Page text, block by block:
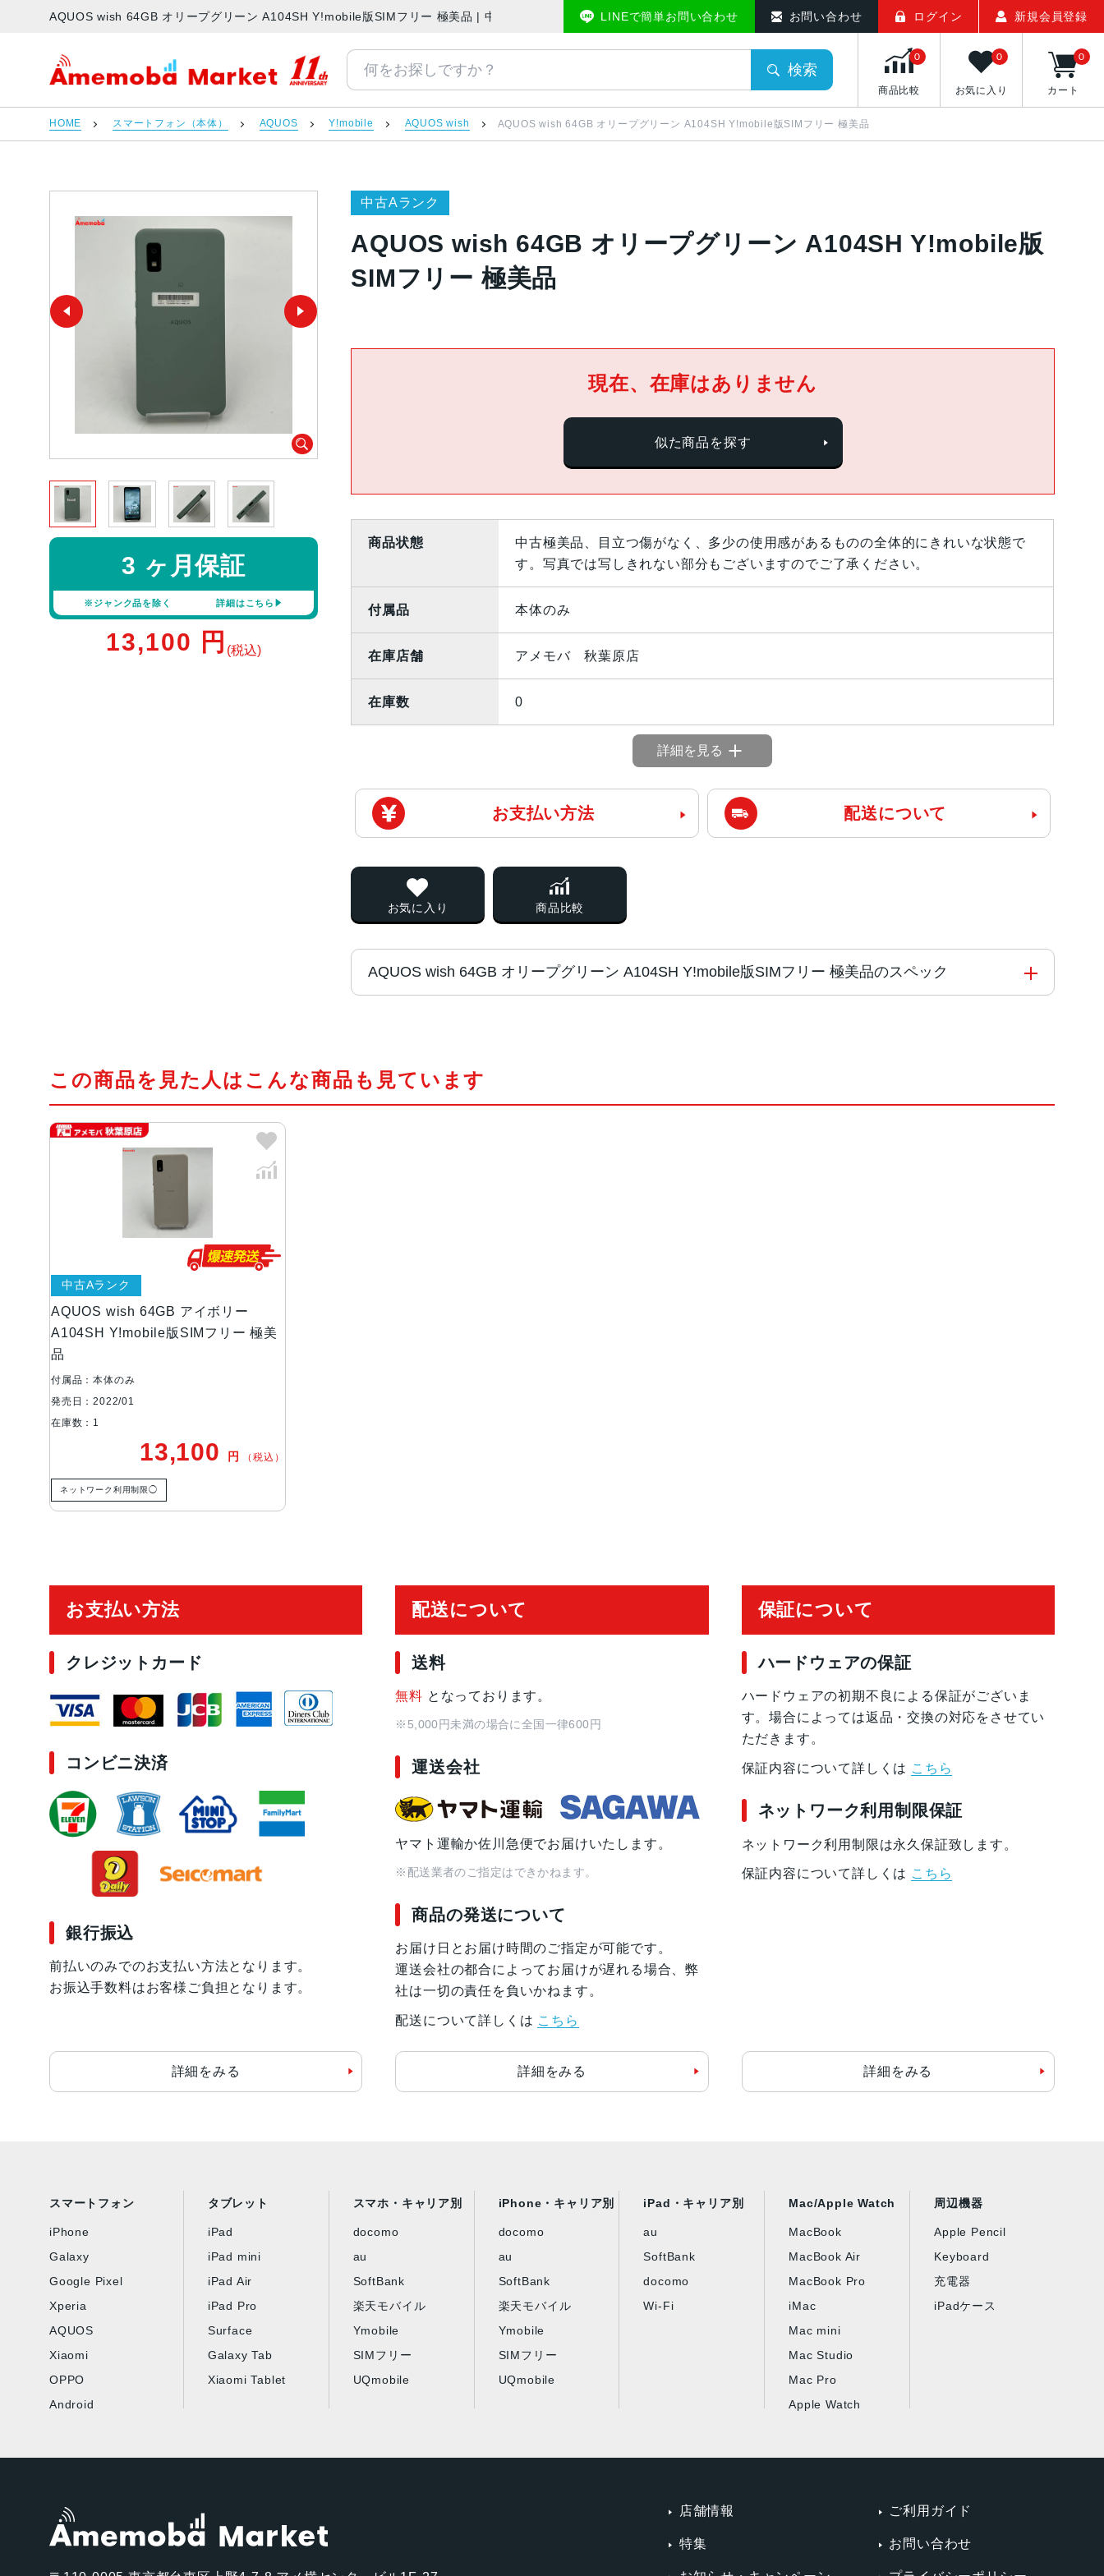
AQUOS wish 64GB オリープグリーン A104SH Y!mobile版SIMフリー 極美品 | 中古スマホ販売のアメモバマーケット
LINEで簡単お問い合わせ お問い合わせ ログイン 新規会員登録
アメモバマーケット
検索
商品比較
0
お気に入り
0
カート
0
HOME スマートフォン（本体） AQUOS Y!mobile AQUOS wish AQUOS wish 64GB オリープグリーン A104SH Y!mobile版SIMフリー 極美品
中古Aランク
AQUOS wish 64GB オリープグリーン A104SH Y!mobile版
SIMフリー 極美品
3 ヶ月保証
※ジャンク品を除く 詳細はこちら
13,100 円 (税込)
現在、在庫はありません
似た商品を探す
商品状態
中古極美品、目立つ傷がなく、多少の使用感があるものの全体的にきれいな状態で
す。写真では写しきれない部分もございますのでご了承ください。
付属品 本体のみ
在庫店舗 アメモバ 秋葉原店
在庫数 0
詳細を見る
お支払い方法 配送について
お気に入り 商品比較
AQUOS wish 64GB オリープグリーン A104SH Y!mobile版SIMフリー 極美品のスペック
カラー チャコール、アイボリー、オリーブグリーン
この商品を見た人はこんな商品も見ています
AQUOS wish 64GB アイボリー
A104SH Y!mobile版SIMフリー 極美
品
中古Aランク
付属品：本体のみ
発売日：2022/01
在庫数：1
13,100 円 （税込）
ネットワーク利用制限◯
お支払い方法
クレジットカード
コンビニ決済
銀行振込
前払いのみでのお支払い方法となります。
お振込手数料はお客様ご負担となります。
詳細をみる
配送について
送料
無料 となっております。
※5,000円未満の場合に全国一律600円
運送会社
ヤマト運輸か佐川急便でお届けいたします。
※配送業者のご指定はできかねます。
商品の発送について
お届け日とお届け時間のご指定が可能です。
運送会社の都合によってお届けが遅れる場合、弊
社は一切の責任を負いかねます。
配送について詳しくは こちら
詳細をみる
保証について
ハードウェアの保証
ハードウェアの初期不良による保証がございま
す。場合によっては返品・交換の対応をさせてい
ただきます。
保証内容について詳しくは こちら
ネットワーク利用制限保証
ネットワーク利用制限は永久保証致します。
保証内容について詳しくは こちら
詳細をみる
スマートフォン
iPhone
Galaxy
Google Pixel
Xperia
AQUOS
Xiaomi
OPPO
Android
タブレット
iPad
iPad mini
iPad Air
iPad Pro
Surface
Galaxy Tab
Xiaomi Tablet
スマホ・キャリア別
docomo
au
SoftBank
楽天モバイル
Ymobile
SIMフリー
UQmobile
iPhone・キャリア別
docomo
au
SoftBank
楽天モバイル
Ymobile
SIMフリー
UQmobile
iPad・キャリア別
au
SoftBank
docomo
Wi-Fi
Mac/Apple Watch
MacBook
MacBook Air
MacBook Pro
iMac
Mac mini
Mac Studio
Mac Pro
Apple Watch
周辺機器
Apple Pencil
Keyboard
充電器
iPadケース
店舗情報
特集
ご利用ガイド
お問い合わせ